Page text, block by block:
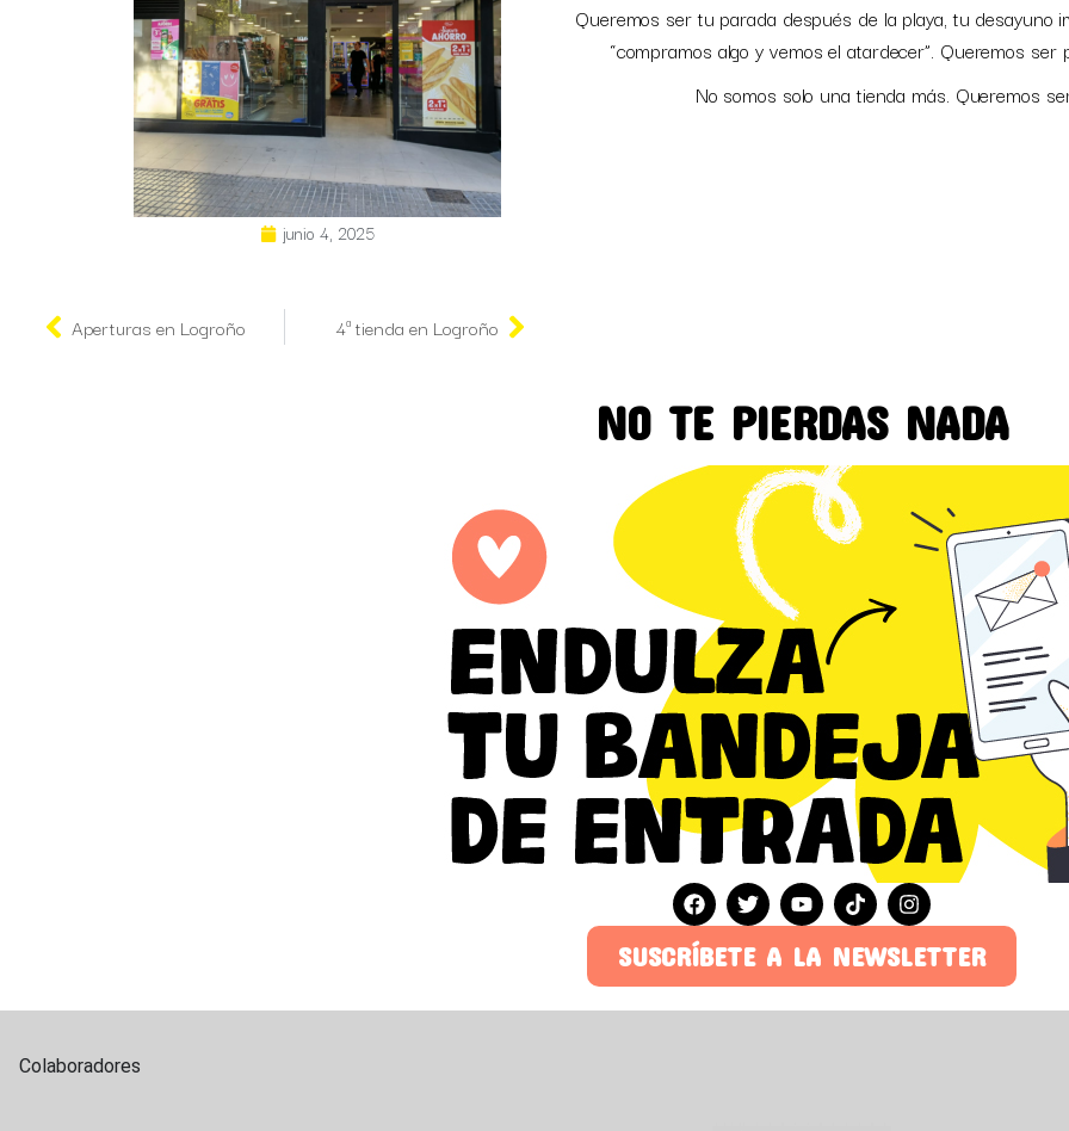
junio 4, 2025
Queremos ser tu parada después de la playa, tu desayuno
“compramos algo y vemos el atardecer”. Queremos
No somos solo una tienda más. Queremos
Aperturas en Logroño 4ª tienda en Logroño
NO TE PIERDAS NADA
SUSCRÍBETE A LA NEWSLETTER
Colaboradores